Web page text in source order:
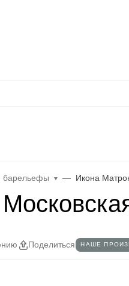
барельефы Икона
Поделиться НАШЕ